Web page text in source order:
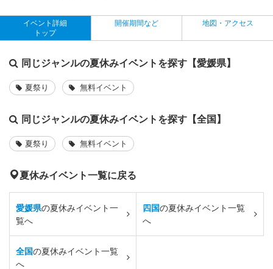
イベント詳細
トップ
開催期間など 地図・アクセス
同じジャンルの夏休みイベントを探す【愛媛県】
夏祭り 無料イベント
同じジャンルの夏休みイベントを探す【全国】
夏祭り 無料イベント
夏休みイベント一覧に戻る
愛媛県の夏休みイベント一
覧へ
四国の夏休みイベント一覧
へ
全国の夏休みイベント一覧
へ